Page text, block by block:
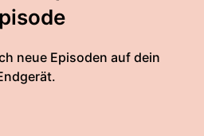
neue Episoden auf dein